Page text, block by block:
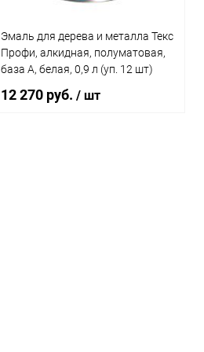
Эмаль для дерева и металла Текс
Профи, алкидная, полуматовая,
база A, белая, 0,9 л (уп. 12 шт)
12 270 руб./ шт